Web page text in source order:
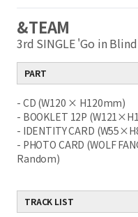
&TEAM
3rd SINGLE 'Go in
PART
- CD (W120 × H120mm)
- BOOKLET 12P
- IDENTITY CARD
- PHOTO CARD (WOLF
Random)
TRACK LIST